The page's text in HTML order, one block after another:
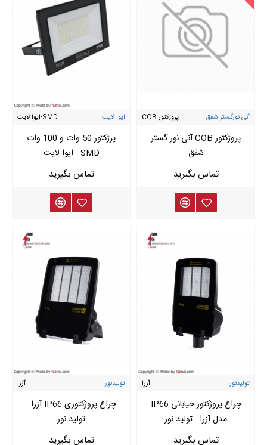
آنی نورگستر شفق پروژکتور COB
پروژکتور COB آنی نور گستر
شفق
ایوا لایت SMD-ایوا لایت
پرژکتور 50 وات و 100 وات
SMD - ایوا لایت
تولیدنور آزرا
چراغ پروژکتور خیابانی IP66
مدل آزرا - تولید نور
تولیدنور آزرا
چراغ پروژکتوری IP66 آزرا -
تولید نور